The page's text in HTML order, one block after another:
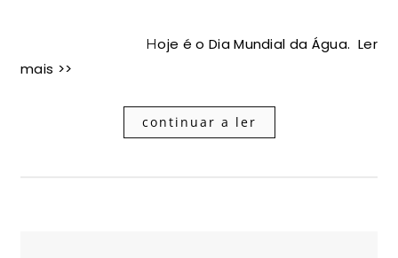
Hoje é o Dia Mundial da Água. Ler
mais >>
continuar a ler